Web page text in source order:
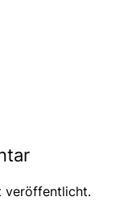
veröffentlicht.